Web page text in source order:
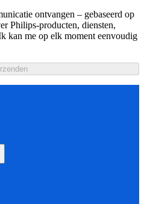
ontvangen – gebaseerd op
Philips-producten, diensten,
kan me op elk moment eenvoudig